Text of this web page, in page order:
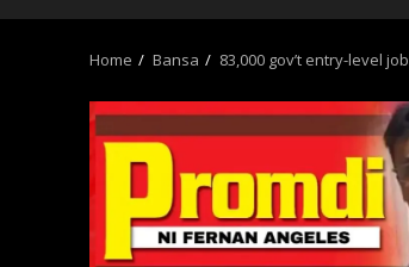
Home Bansa 83,000 gov’t entry-level